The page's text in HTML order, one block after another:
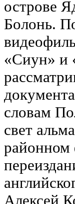
острове
Болонь.
«Сиун» и
словам
свет
районном
Алексей